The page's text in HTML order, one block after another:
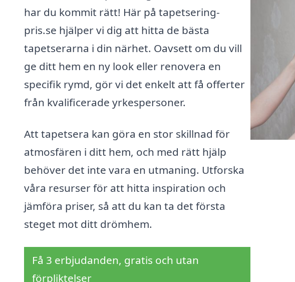
har du kommit rätt! Här på tapetsering-
pris.se hjälper vi dig att hitta de bästa
tapetserarna i din närhet. Oavsett om du vill
ge ditt hem en ny look eller renovera en
specifik rymd, gör vi det enkelt att få offerter
från kvalificerade yrkespersoner.
Att tapetsera kan göra en stor skillnad för
atmosfären i ditt hem, och med rätt hjälp
behöver det inte vara en utmaning. Utforska
våra resurser för att hitta inspiration och
jämföra priser, så att du kan ta det första
steget mot ditt drömhem.
Få 3 erbjudanden, gratis och utan
förpliktelser